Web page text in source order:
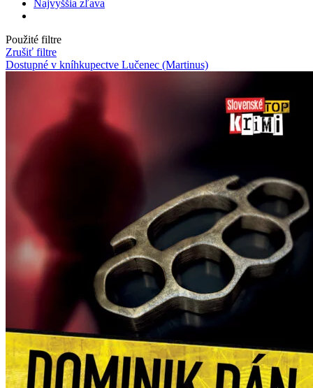
Najvyššia zľava
Použité filtre
Zrušiť filtre
Dostupné v kníhkupectve Lučenec (Martinus)